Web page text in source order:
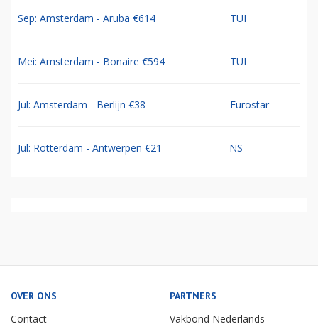
Sep: Amsterdam - Aruba €614 TUI
Mei: Amsterdam - Bonaire €594 TUI
Jul: Amsterdam - Berlijn €38 Eurostar
Jul: Rotterdam - Antwerpen €21 NS
OVER ONS
Contact
PARTNERS
Vakbond Nederlands